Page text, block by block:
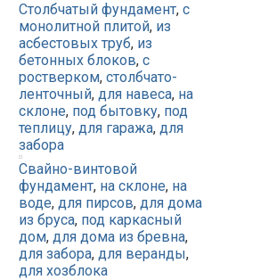
Столбчатый фундамент, с
монолитной плитой, из
асбестовых труб, из
бетонных блоков, с
ростверком, столбчато-
ленточный, для навеса, на
склоне, под бытовку, под
теплицу, для гаража, для
забора
Свайно-винтовой
фундамент, на склоне, на
воде, для пирсов, для дома
из бруса, под каркасный
дом, для дома из бревна,
для забора, для веранды,
для хозблока